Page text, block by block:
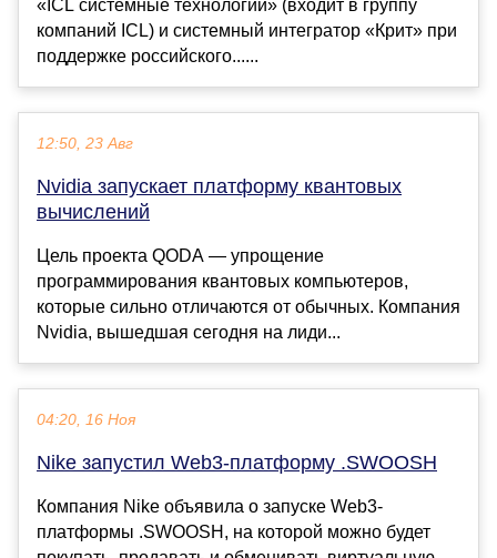
«ICL системные технологии» (входит в группу
компаний ICL) и системный интегратор «Крит» при
поддержке российского......
12:50, 23 Авг
Nvidia запускает платформу квантовых
вычислений
Цель проекта QODA — упрощение
программирования квантовых компьютеров,
которые сильно отличаются от обычных. Компания
Nvidia, вышедшая сегодня на лиди...
04:20, 16 Ноя
Nike запустил Web3-платформу .SWOOSH
Компания Nike объявила о запуске Web3-
платформы .SWOOSH, на которой можно будет